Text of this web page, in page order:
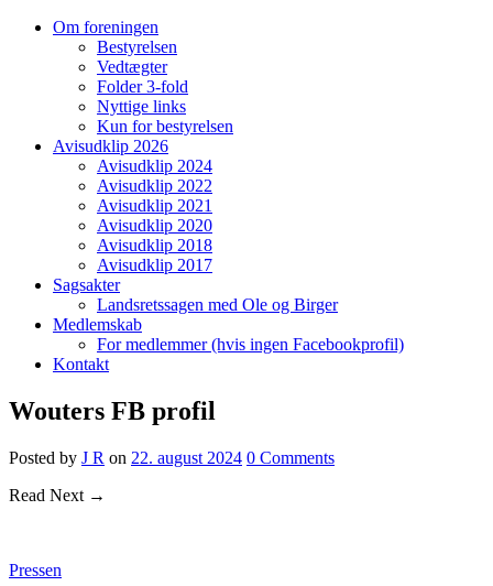
Om foreningen
Bestyrelsen
Vedtægter
Folder 3-fold
Nyttige links
Kun for bestyrelsen
Avisudklip 2026
Avisudklip 2024
Avisudklip 2022
Avisudklip 2021
Avisudklip 2020
Avisudklip 2018
Avisudklip 2017
Sagsakter
Landsretssagen med Ole og Birger
Medlemskab
For medlemmer (hvis ingen Facebookprofil)
Kontakt
Wouters FB profil
Posted by J R on 22. august 2024 0 Comments
Read Next →
Pressen